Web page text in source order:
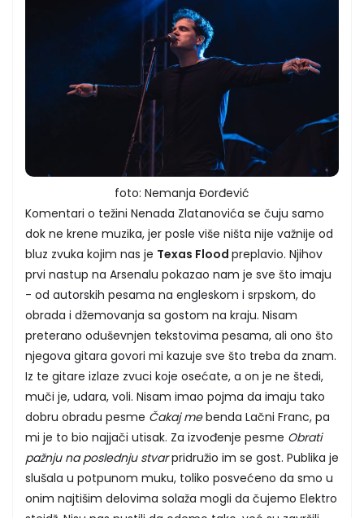
foto: Nemanja Đorđević
Komentari o težini Nenada Zlatanovića se čuju samo
dok ne krene muzika, jer posle više ništa nije važnije od
bluz zvuka kojim nas je Texas Flood preplavio. Njihov
prvi nastup na Arsenalu pokazao nam je sve što imaju
- od autorskih pesama na engleskom i srpskom, do
obrada i džemovanja sa gostom na kraju. Nisam
preterano oduševnjen tekstovima pesama, ali ono što
njegova gitara govori mi kazuje sve što treba da znam.
Iz te gitare izlaze zvuci koje osećate, a on je ne štedi,
muči je, udara, voli. Nisam imao pojma da imaju tako
dobru obradu pesme Čakaj mebenda Lačni Franc, pa
mi je to bio najjači utisak. Za izvođenje pesme Obrati
pažnju na poslednju stvarpridružio im se gost. Publika je
slušala u potpunom muku, toliko posvećeno da smo u
onim najtišim delovima solaža mogli da čujemo Elektro